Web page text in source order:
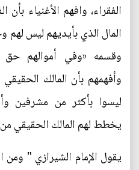
الفقراء، وافهم الأغنياء بأن
المال الذي بأيديهم ليس
وقسمه «وفي أموالهم حق
وأفهمهم بأن المالك
ليسوا بأكثر من مشرفين
يخطط لهم المالك الحقيقي
يقول الإمام الشيرازي " ومن